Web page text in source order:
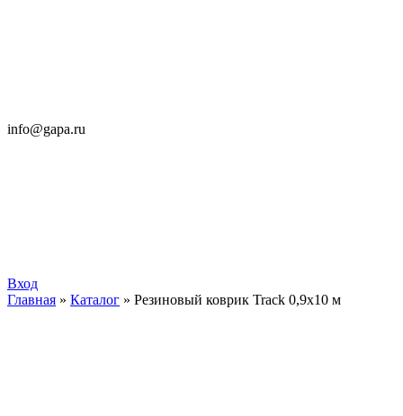
info@gapa.ru
Вход
Главная » Каталог » Резиновый коврик Track 0,9х10 м